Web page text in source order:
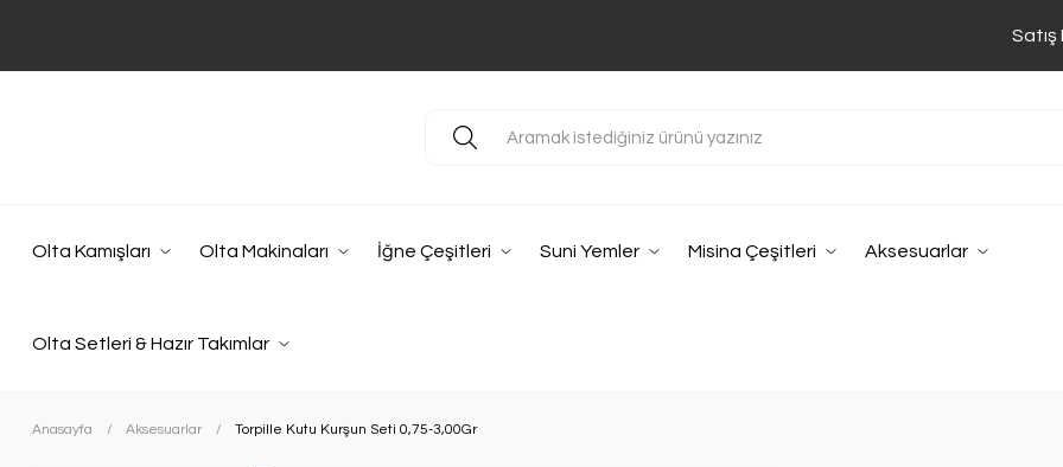
Satış
Olta Kamışları Olta Makinaları İğne Çeşitleri Suni Yemler Misina Çeşitleri Aksesuarlar
Olta Setleri & Hazır Takımlar
Anasayfa Aksesuarlar Torpille Kutu Kurşun Seti 0,75-3,00Gr